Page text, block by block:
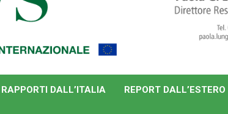
RAPPORTI DALL’ITALIA REPORT DALL’ESTERO